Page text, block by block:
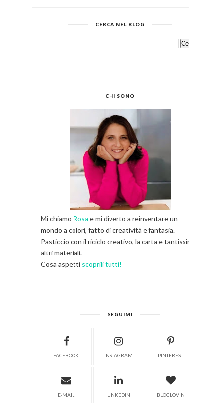
CERCA NEL BLOG
CHI SONO
Mi chiamo Rosa e mi diverto a reinventare un
mondo a colori, fatto di creatività e fantasia.
Pasticcio con il riciclo creativo, la carta e tantissimi
altri materiali.
Cosa aspetti scoprili tutti!
SEGUIMI
FACEBOOK INSTAGRAM PINTEREST
E-MAIL LINKEDIN BLOGLOVIN